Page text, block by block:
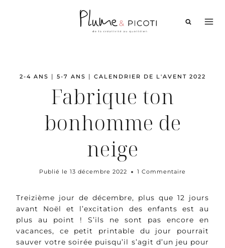
2-4 ANS | 5-7 ANS | CALENDRIER DE L'AVENT 2022
Fabrique ton
bonhomme de
neige
Publié le 13 décembre 2022 1 Commentaire
Treizième jour de décembre, plus que 12 jours
avant Noël et l’excitation des enfants est au
plus au point ! S’ils ne sont pas encore en
vacances, ce petit printable du jour pourrait
sauver votre soirée puisqu’il s’agit d’un jeu pour